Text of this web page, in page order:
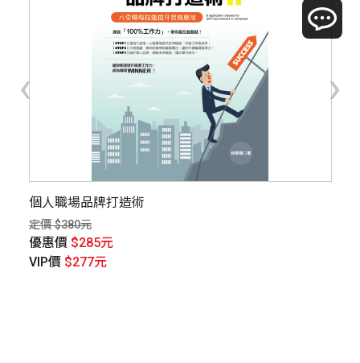
個人職場品牌打造術
定價 $380元
優惠價 $285元
VIP價 $277元
‹ ›